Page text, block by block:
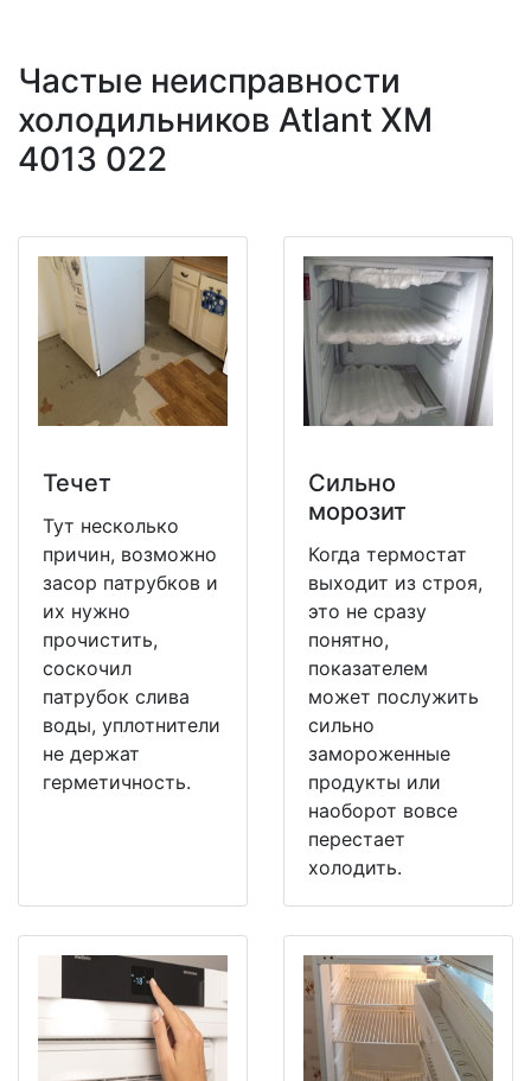
Частые неисправности
холодильников Atlant XM
4013 022
Течет
Тут несколько
причин, возможно
засор патрубков и
их нужно
прочистить,
соскочил
патрубок слива
воды, уплотнители
не держат
герметичность.
Сильно
морозит
Когда термостат
выходит из строя,
это не сразу
понятно,
показателем
может послужить
сильно
замороженные
продукты или
наоборот вовсе
перестает
холодить.